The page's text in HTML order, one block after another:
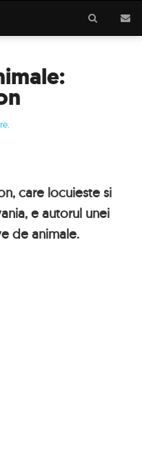
care locuieste si
e autorul unei
de animale.